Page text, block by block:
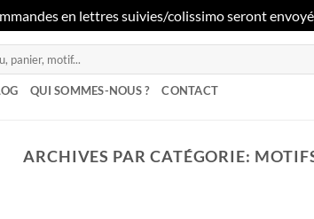
en lettres suivies/colissimo seront
QUI SOMMES-NOUS ? CONTACT
ARCHIVES PAR CATÉGORIE: